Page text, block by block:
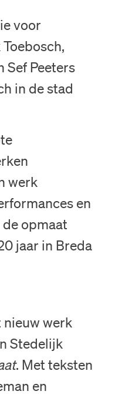
voor
Sef Peeters
in de stad
werk
en
de opmaat
jaar in Breda
nieuw werk
Stedelijk
. Met teksten
en